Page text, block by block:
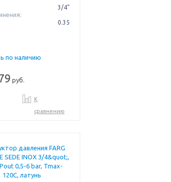
3/4"
0.35
по наличию
руб.
К
сравнению